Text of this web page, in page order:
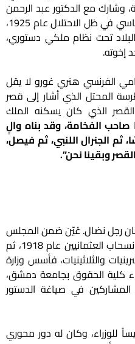
وشارك مع الدكتور عبد الرحمن
الشهبندر في تأسيس أول حزب سياسي في ظل الاحتلال عام 1925،
تحت نظام ملكي دستوري،
إخوته.
الفرنسي هنري غورو لا يقل
المحتل الذي أشار إلى قصر
الذي كان يسكنه الملك
صاحب الفخامة، وقد بناه والٍ
الجنرال اللنبي، ثم فيصل،
وبقينا نحن”.
رجل نضال. عُيّن ضمن المجلس
الانتقالي الذي حكم دمشق بعد انسحاب العثمانيين عام 1918، ثم
والثلاثينيات، فأسس وزارة
كلية الحقوق بجامعة دمشق،
المشاركين في صياغة الدستور
للوزراء، وكان له دور محوري